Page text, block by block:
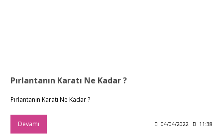
Pırlantanın Karatı Ne Kadar ?
Pırlantanın Karatı Ne Kadar ?
Devamı 04/04/2022 11:38